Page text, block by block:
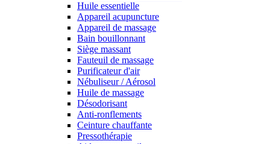
Huile essentielle
Appareil acupuncture
Appareil de massage
Bain bouillonnant
Siège massant
Fauteuil de massage
Purificateur d'air
Nébuliseur / Aérosol
Huile de massage
Désodorisant
Anti-ronflements
Ceinture chauffante
Pressothérapie